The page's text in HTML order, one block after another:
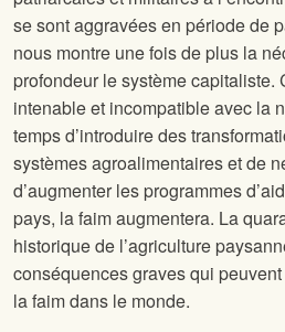
se sont aggravées en période de
nous montre une fois de plus la
profondeur le système capitaliste.
intenable et incompatible avec la
temps d’introduire des
systèmes agroalimentaires et de
d’augmenter les programmes
pays, la faim augmentera. La
historique de l’agriculture
conséquences graves qui
la faim dans le monde.